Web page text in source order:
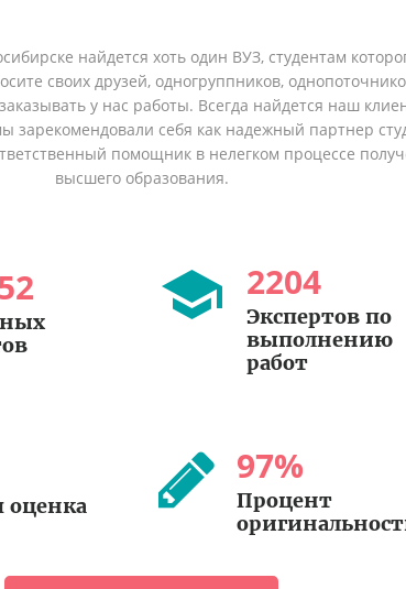
найдется хоть один ВУЗ, студентам
своих друзей, одногруппников,
у нас работы. Всегда найдется наш
зарекомендовали себя как надежный партнер
помощник в нелегком процессе
высшего образования.
2204
Экспертов по
выполнению
работ
оценка
97%
Процент